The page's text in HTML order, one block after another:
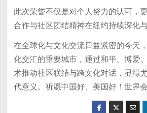
此次荣誉不仅是对个人努力的认可，
合作与社区团结精神在纽约持续深化与
在全球化与文化交流日益紧密的今天
化交汇的重要城市，通过和平、博爱
术推动社区联结与跨文化对话，显得
代意义。祈愿中国好、美国好！世界